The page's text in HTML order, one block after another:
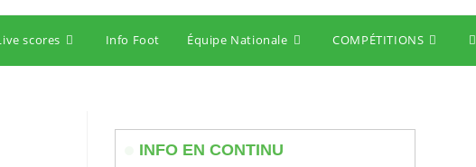
scores Info Foot Équipe Nationale COMPÉTITIONS
INFO EN CONTINU